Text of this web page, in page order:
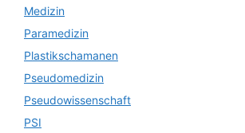
Medizin
Paramedizin
Plastikschamanen
Pseudomedizin
Pseudowissenschaft
PSI